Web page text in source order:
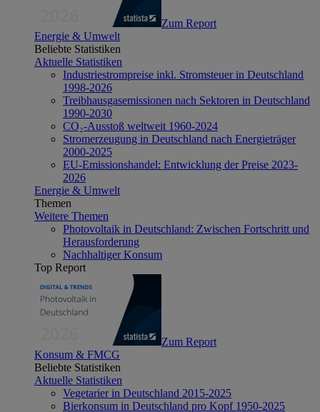
Zum Report
Energie & Umwelt
Beliebte Statistiken
Aktuelle Statistiken
Industriestrompreise inkl. Stromsteuer in Deutschland
1998-2026
Treibhausgasemissionen nach Sektoren in Deutschland
1990-2030
CO₂-Ausstoß weltweit 1960-2024
Stromerzeugung in Deutschland nach Energieträger
2000-2025
EU-Emissionshandel: Entwicklung der Preise 2023-
2026
Energie & Umwelt
Themen
Weitere Themen
Photovoltaik in Deutschland: Zwischen Fortschritt und
Herausforderung
Nachhaltiger Konsum
Top Report
Zum Report
Konsum & FMCG
Beliebte Statistiken
Aktuelle Statistiken
Vegetarier in Deutschland 2015-2025
Bierkonsum in Deutschland pro Kopf 1950-2025